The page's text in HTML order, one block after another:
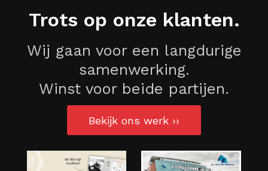
Trots op onze klanten.
Wij gaan voor een langdurige
samenwerking.
Winst voor beide partijen.
Bekijk ons werk ››